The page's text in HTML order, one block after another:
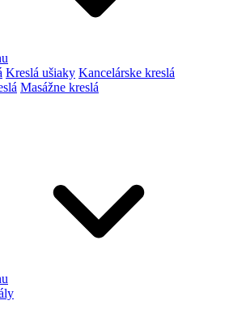
Kreslá ušiaky Kancelárske kreslá
Masážne kreslá